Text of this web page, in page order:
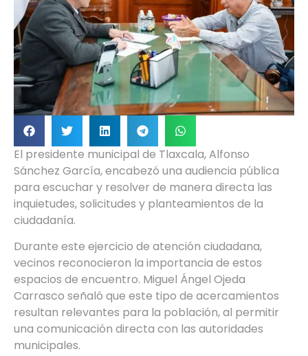
El presidente municipal de Tlaxcala, Alfonso
Sánchez García, encabezó una audiencia pública
para escuchar y resolver de manera directa las
inquietudes, solicitudes y planteamientos de la
ciudadanía.
Durante este ejercicio de atención ciudadana,
vecinos reconocieron la importancia de estos
espacios de encuentro. Miguel Ángel Ojeda
Carrasco señaló que este tipo de acercamientos
resultan relevantes para la población, al permitir
una comunicación directa con las autoridades
municipales.